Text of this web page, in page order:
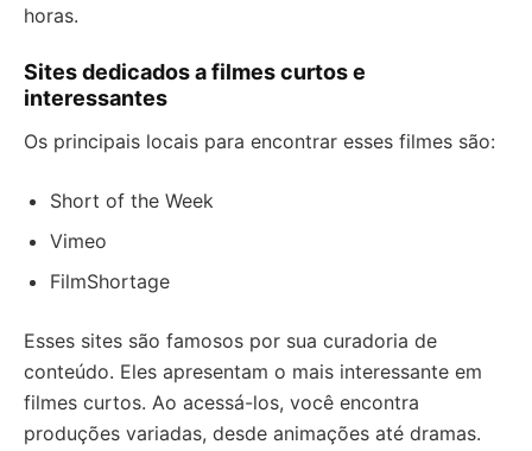
horas.
Sites dedicados a filmes curtos e
interessantes
Os principais locais para encontrar esses filmes são:
Short of the Week
Vimeo
FilmShortage
Esses sites são famosos por sua curadoria de
conteúdo. Eles apresentam o mais interessante em
filmes curtos. Ao acessá-los, você encontra
produções variadas, desde animações até dramas.